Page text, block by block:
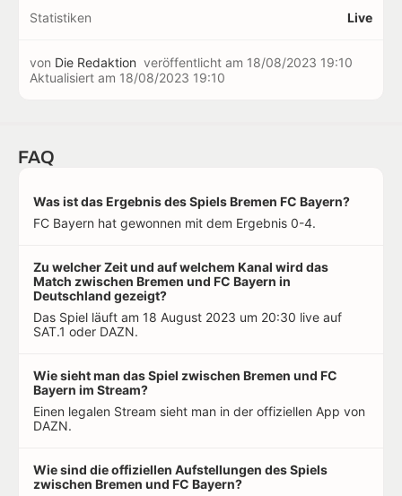
Statistiken Live
von Die Redaktion veröffentlicht am 18/08/2023 19:10
Aktualisiert am 18/08/2023 19:10
FAQ
Was ist das Ergebnis des Spiels Bremen FC Bayern?
FC Bayern hat gewonnen mit dem Ergebnis 0-4.
Zu welcher Zeit und auf welchem Kanal wird das
Match zwischen Bremen und FC Bayern in
Deutschland gezeigt?
Das Spiel läuft am 18 August 2023 um 20:30 live auf
SAT.1 oder DAZN.
Wie sieht man das Spiel zwischen Bremen und FC
Bayern im Stream?
Einen legalen Stream sieht man in der offiziellen App von
DAZN.
Wie sind die offiziellen Aufstellungen des Spiels
zwischen Bremen und FC Bayern?